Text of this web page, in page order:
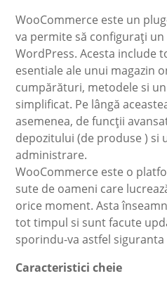
WooCommerce este un
va permite să configurați
WordPress. Acesta include
esentiale ale unui magazin
cumpărături, metodele si
simplificat. Pe lângă
asemenea, de funcții
depozitului (de produse ) si
administrare.
WooCommerce este o
sute de oameni care
orice moment.Asta
tot timpul si sunt facute
sporindu-va astfel
Caracteristici cheie